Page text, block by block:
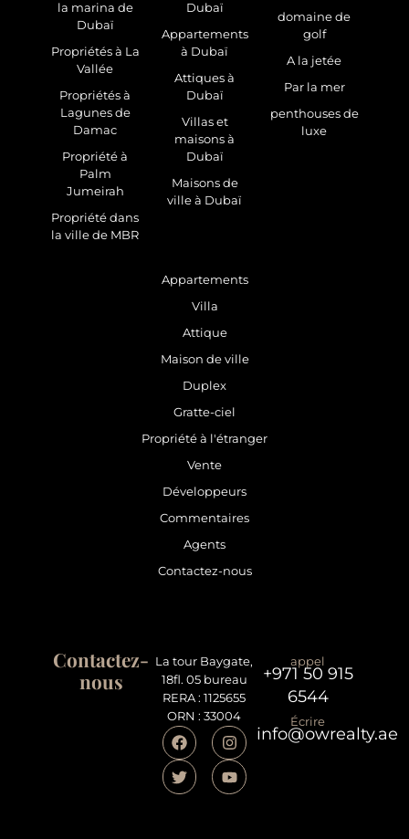
la marina de
Dubaï
Propriétés à La
Vallée
Propriétés à
Lagunes de
Damac
Propriété à
Palm
Jumeirah
Propriété dans
la ville de MBR
Dubaï
Appartements
à Dubaï
Attiques à
Dubaï
Villas et
maisons à
Dubaï
Maisons de
ville à Dubaï
domaine de
golf
A la jetée
Par la mer
penthouses de
luxe
Appartements
Villa
Attique
Maison de ville
Duplex
Gratte-ciel
Propriété à l'étranger
Vente
Développeurs
Commentaires
Agents
Contactez-nous
Contactez-
nous
La tour Baygate,
18fl. 05 bureau
RERA : 1125655
ORN : 33004
appel
+971 50 915
6544
Écrire
info@owrealty.ae